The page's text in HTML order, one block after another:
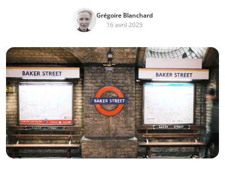
Grégoire Blanchard
16 avril 2025